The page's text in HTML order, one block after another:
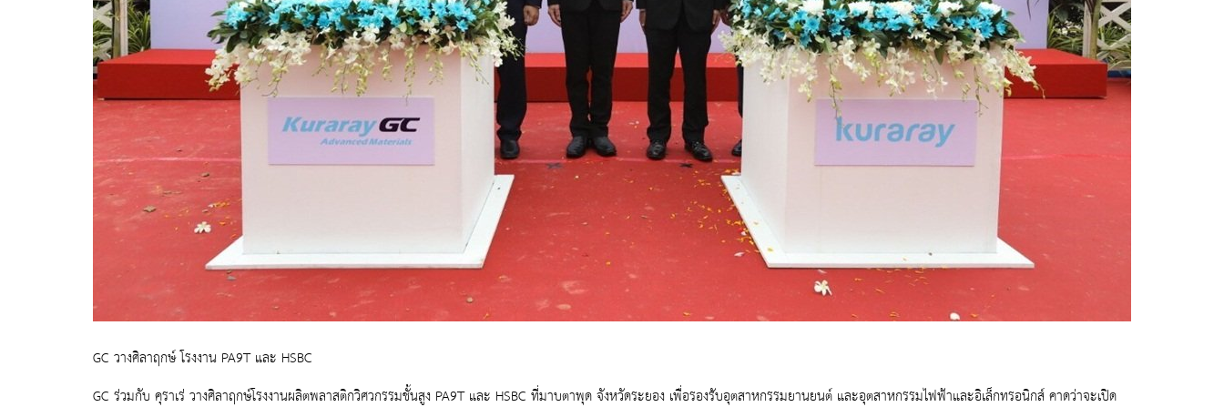
GC วางศิลาฤกษ์ โรงงาน PA9T และ HSBC
GC ร่วมกับ คุราเร่ วางศิลาฤกษ์โรงงานผลิตพลาสติกวิศวกรรมชั้นสูง PA9T และ HSBC ที่มาบตาพุด จังหวัดระยอง เพื่อรองรับอุตสาหกรรมยานยนต์ และอุตสาหกรรมไฟฟ้าและอิเล็กทรอนิกส์ คาดว่าจะเปิด